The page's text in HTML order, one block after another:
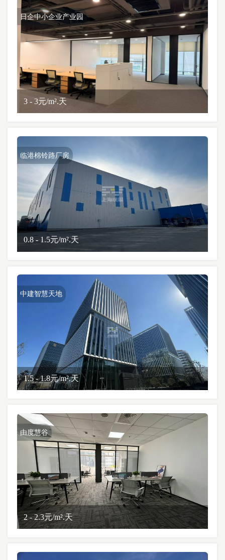
日企中小企业产业园
3 - 3元/m².天
临港棉铃路厂房
0.8 - 1.5元/m².天
中建智慧天地
1.5 - 1.8元/m².天
由度慧谷
2 - 2.3元/m².天